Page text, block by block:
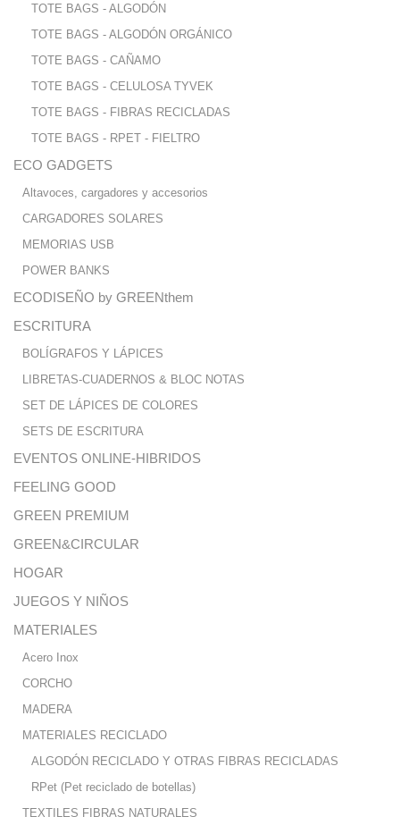
TOTE BAGS - ALGODÓN
TOTE BAGS - ALGODÓN ORGÁNICO
TOTE BAGS - CAÑAMO
TOTE BAGS - CELULOSA TYVEK
TOTE BAGS - FIBRAS RECICLADAS
TOTE BAGS - RPET - FIELTRO
ECO GADGETS
Altavoces, cargadores y accesorios
CARGADORES SOLARES
MEMORIAS USB
POWER BANKS
ECODISEÑO by GREENthem
ESCRITURA
BOLÍGRAFOS Y LÁPICES
LIBRETAS-CUADERNOS & BLOC NOTAS
SET DE LÁPICES DE COLORES
SETS DE ESCRITURA
EVENTOS ONLINE-HIBRIDOS
FEELING GOOD
GREEN PREMIUM
GREEN&CIRCULAR
HOGAR
JUEGOS Y NIÑOS
MATERIALES
Acero Inox
CORCHO
MADERA
MATERIALES RECICLADO
ALGODÓN RECICLADO Y OTRAS FIBRAS RECICLADAS
RPet (Pet reciclado de botellas)
TEXTILES FIBRAS NATURALES